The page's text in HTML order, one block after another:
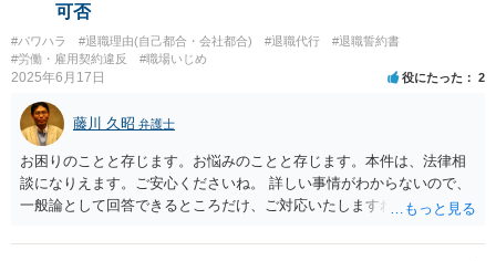
可否
#パワハラ #退職理由(自己都合・会社都合) #退職代行
#退職誓約書
#労働・雇用契約違反
#職場いじめ
2025年6月17日 役にたった 2
藤川 久昭 弁護士
お困りのことと存じます。お悩みのことと存じます。本件は、法律相
談になりえます。ご安心くださいね。 詳しい事情がわからないので、
一般論として回答できるところだけ、ご対応いたしますね。 １ 期間
です（もめますので避けたいところですが）。 ２ 期間雇用の場合は